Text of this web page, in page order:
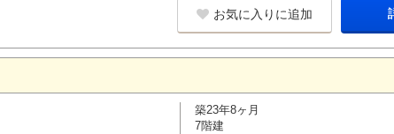
お気に入りに追加
築23年8ヶ月
7階建